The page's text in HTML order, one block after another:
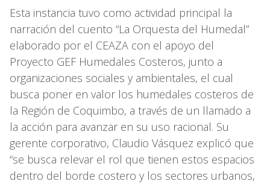
Esta instancia tuvo como actividad principal la
narración del cuento “La Orquesta del Humedal”
elaborado por el CEAZA con el apoyo del
Proyecto GEF Humedales Costeros, junto a
organizaciones sociales y ambientales, el cual
busca poner en valor los humedales costeros de
la Región de Coquimbo, a través de un llamado a
la acción para avanzar en su uso racional. Su
gerente corporativo, Claudio Vásquez explicó que
“se busca relevar el rol que tienen estos espacios
dentro del borde costero y los sectores urbanos,